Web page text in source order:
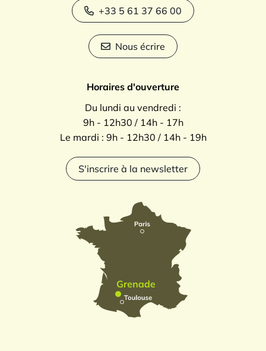
+33 5 61 37 66 00
Nous écrire
Horaires d'ouverture
Du lundi au vendredi :
9h - 12h30 / 14h - 17h
Le mardi : 9h - 12h30 / 14h - 19h
S'inscrire à la newsletter